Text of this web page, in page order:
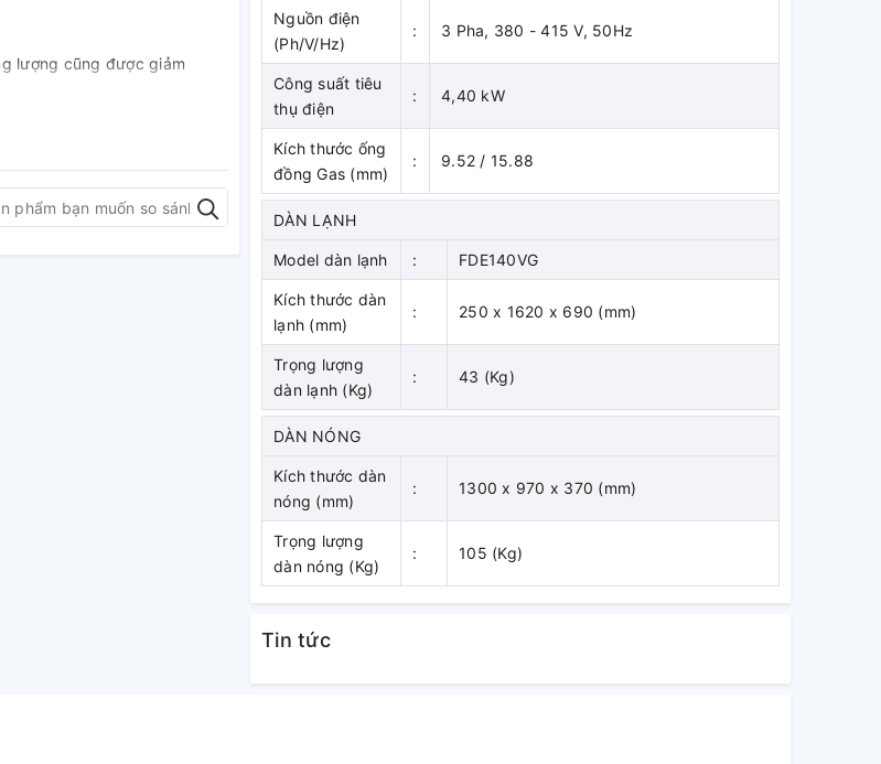
lượng cũng được giảm
Nguồn điện
(Ph/V/Hz)
: 3 Pha, 380 - 415 V, 50Hz
Công suất tiêu
thụ điện
: 4,40 kW
Kích thước ống
đồng Gas (mm)
: 9.52 / 15.88
DÀN LẠNH
Model dàn lạnh : FDE140VG
Kích thước dàn
lạnh (mm)
: 250 x 1620 x 690 (mm)
Trọng lượng
dàn lạnh (Kg)
: 43 (Kg)
DÀN NÓNG
Kích thước dàn
nóng (mm)
: 1300 x 970 x 370 (mm)
Trọng lượng
dàn nóng (Kg)
: 105 (Kg)
Tin tức